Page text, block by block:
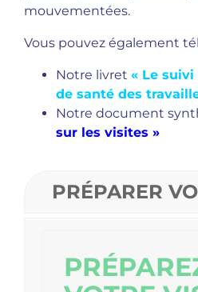
mouvementées.
Vous pouvez également
Notre livret « Le
de santé des
Notre document
sur les visites »
PRÉPARER